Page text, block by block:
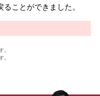
ことができました。
。
。